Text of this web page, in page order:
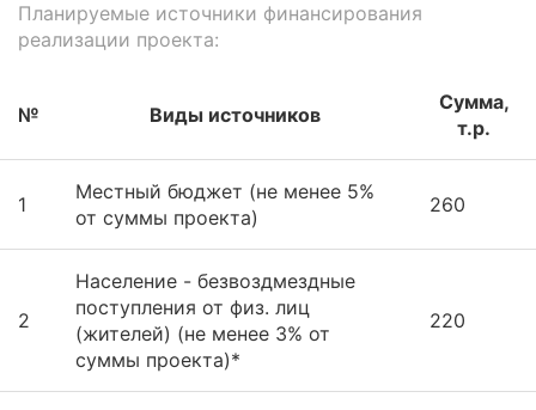
Планируемые источники финансирования
реализации проекта:
№ Виды источников
Сумма,
т.р.
1
Местный бюджет (не менее 5%
от суммы проекта)
260
2
Население - безвоздмездные
поступления от физ. лиц
(жителей) (не менее 3% от
суммы проекта)*
220